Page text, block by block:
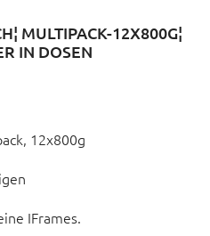
MULTIPACK-12X800G¦
IN DOSEN
12x800g
IFrames.